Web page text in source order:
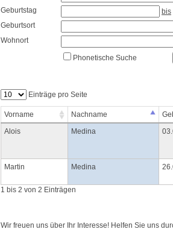
Geburtstag
bis
Geburtsort
Wohnort
Phonetische Suche
Einträge pro Seite
Vorname Nachname
Alois
Medina
Martin Medina
1 bis 2 von 2 Einträgen
Wir freuen uns über Ihr Interesse! Helfen Sie uns